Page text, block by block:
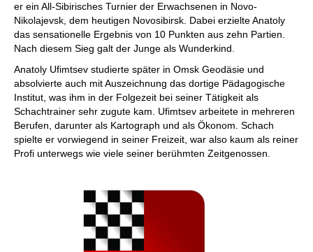
er ein All-Sibirisches Turnier der Erwachsenen in Novo-
Nikolajevsk, dem heutigen Novosibirsk. Dabei erzielte Anatoly
das sensationelle Ergebnis von 10 Punkten aus zehn Partien.
Nach diesem Sieg galt der Junge als Wunderkind.
Anatoly Ufimtsev studierte später in Omsk Geodäsie und
absolvierte auch mit Auszeichnung das dortige Pädagogische
Institut, was ihm in der Folgezeit bei seiner Tätigkeit als
Schachtrainer sehr zugute kam. Ufimtsev arbeitete in mehreren
Berufen, darunter als Kartograph und als Ökonom. Schach
spielte er vorwiegend in seiner Freizeit, war also kaum als reiner
Profi unterwegs wie viele seiner berühmten Zeitgenossen.